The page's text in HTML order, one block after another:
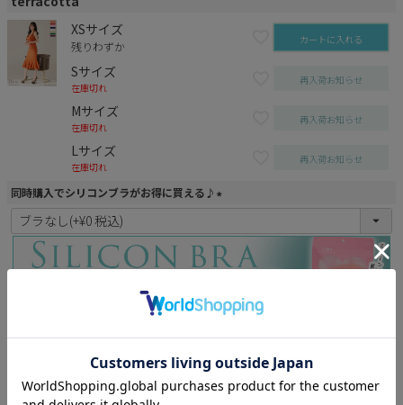
XSサイズ
残りわずか カートに入れる
Sサイズ
在庫切れ
再入荷お知らせ
Mサイズ
在庫切れ
再入荷お知らせ
Lサイズ
在庫切れ
再入荷お知らせ
同時購入でシリコンブラがお得に買える♪
(
須
)
合わせ買いにオススメ